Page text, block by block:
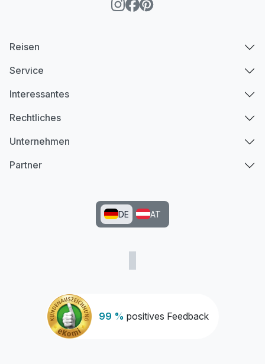
99 % positives Feedback
Reisen
Service
Interessantes
Rechtliches
Unternehmen
Partner
DE AT